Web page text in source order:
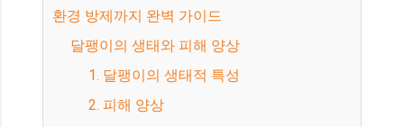
환경 방제까지 완벽 가이드
달팽이의 생태와 피해 양상
1. 달팽이의 생태적 특성
2. 피해 양상